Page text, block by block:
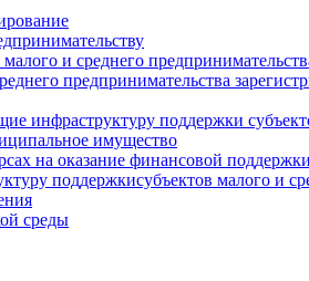
и среднего
предпринимательства
инфраструктуру поддержки
имущество
на оказание финансовой
поддержкисубъектов малого и
среды